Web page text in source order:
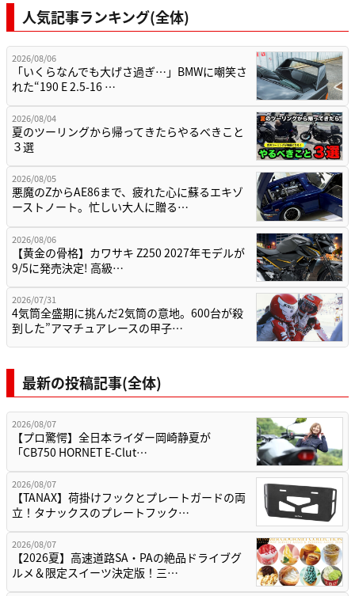
人気記事ランキング(全体)
2026/08/06
「いくらなんでも大げさ過ぎ…」BMWに嘲笑さ
れた“190 E 2.5-16 …
2026/08/04
夏のツーリングから帰ってきたらやるべきこと
３選
2026/08/05
悪魔のZからAE86まで、疲れた心に蘇るエキゾ
ーストノート。忙しい大人に贈る…
2026/08/06
【黄金の骨格】カワサキ Z250 2027年モデルが
9/5に発売決定! 高級…
2026/07/31
4気筒全盛期に挑んだ2気筒の意地。600台が殺
到した”アマチュアレースの甲子…
最新の投稿記事(全体)
2026/08/07
【プロ驚愕】全日本ライダー岡崎静夏が
「CB750 HORNET E-Clut…
2026/08/07
【TANAX】荷掛けフックとプレートガードの両
立！タナックスのプレートフック…
2026/08/07
【2026夏】高速道路SA・PAの絶品ドライブグ
ルメ＆限定スイーツ決定版！三…